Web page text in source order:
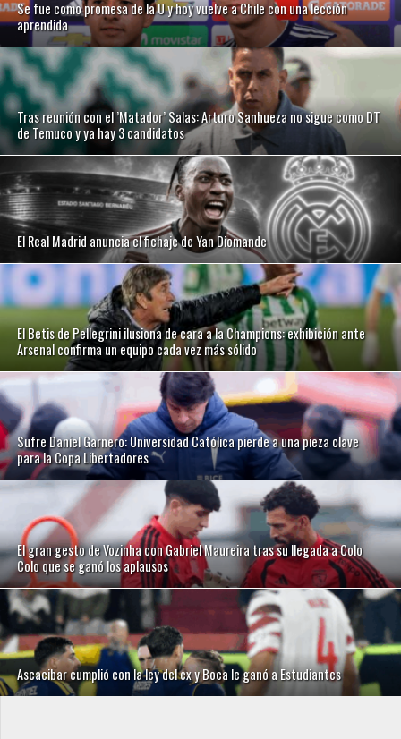
Se fue como promesa de la U y hoy vuelve a Chile con una lección
aprendida
Tras reunión con el ’Matador’ Salas: Arturo Sanhueza no sigue como DT
de Temuco y ya hay 3 candidatos
El Real Madrid anuncia el fichaje de Yan Diomande
El Betis de Pellegrini ilusiona de cara a la Champions: exhibición ante
Arsenal confirma un equipo cada vez más sólido
Sufre Daniel Garnero: Universidad Católica pierde a una pieza clave
para la Copa Libertadores
El gran gesto de Vozinha con Gabriel Maureira tras su llegada a Colo
Colo que se ganó los aplausos
Ascacibar cumplió con la ley del ex y Boca le ganó a Estudiantes